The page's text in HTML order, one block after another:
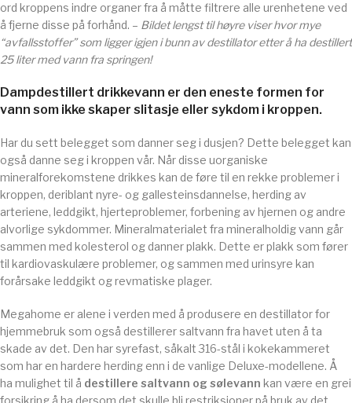
ord kroppens indre organer fra å måtte filtrere alle urenhetene ved
å fjerne disse på forhånd. – Bildet lengst til høyre viser hvor mye
“avfallsstoffer” som ligger igjen i bunn av destillator etter å ha destillert
25 liter med vann fra springen!
Dampdestillert drikkevann er den eneste formen for
vann som ikke skaper slitasje eller sykdom i kroppen.
Har du sett belegget som danner seg i dusjen? Dette belegget kan
også danne seg i kroppen vår. Når disse uorganiske
mineralforekomstene drikkes kan de føre til en rekke problemer i
kroppen, deriblant nyre- og gallesteinsdannelse, herding av
arteriene, leddgikt, hjerteproblemer, forbening av hjernen og andre
alvorlige sykdommer. Mineralmaterialet fra mineralholdig vann går
sammen med kolesterol og danner plakk. Dette er plakk som fører
til kardiovaskulære problemer, og sammen med urinsyre kan
forårsake leddgikt og revmatiske plager.
Megahome er alene i verden med å produsere en destillator for
hjemmebruk som også destillerer saltvann fra havet uten å ta
skade av det. Den har syrefast, såkalt 316-stål i kokekammeret
som har en hardere herding enn i de vanlige Deluxe-modellene. Å
ha mulighet til å destillere saltvann og sølevann kan være en grei
forsikring å ha dersom det skulle bli restriksjoner på bruk av det